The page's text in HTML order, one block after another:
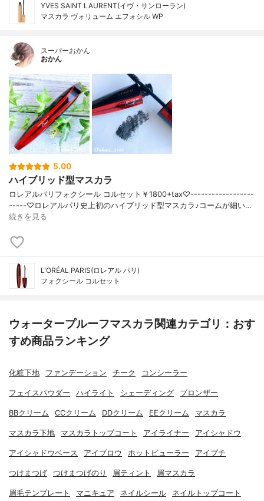
YVES SAINT LAURENT(イヴ・サンローラン)
マスカラ ヴォリューム エフォシル WP
スーパーおかん
おかん
5.00
ハイブリッド型マスカラ
ロレアルパリフォクシール コルセット￥1800+tax♡------------------
-----♡ロレアルパリ史上初のハイブリッド型マスカラ♪コームが細い…
続きを見る
L'ORÉAL PARIS(ロレアル パリ)
フォクシール コルセット
ウォータープルーフマスカラ関連カテゴリ：おす
すめ商品ランキング
化粧下地 ファンデーション チーク コンシーラー
フェイスパウダー ハイライト シェーディング ブロンザー
BBクリーム CCクリーム DDクリーム EEクリーム マスカラ
マスカラ下地 マスカラトップコート アイライナー アイシャドウ
アイシャドウベース アイブロウ ホットビューラー アイプチ
つけまつげ つけまつげのり 眉ティント 眉マスカラ
眉毛テンプレート マニキュア ネイルシール ネイルトップコート